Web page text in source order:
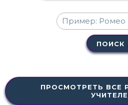
ПОИСК
ПРОСМОТРЕТЬ ВСЕ